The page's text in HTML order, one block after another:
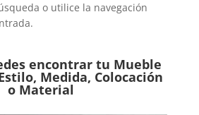
o utilice la navegación
encontrar tu Mueble
Medida, Colocación
o Material